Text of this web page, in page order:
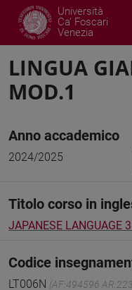
Università
Ca' Foscari
Venezia
LINGUA
MOD.1
Anno accademico
2024/2025
Titolo corso in
JAPANESE LANGUAGE
Codice
LT006N (AF:494596